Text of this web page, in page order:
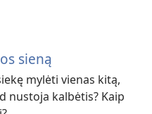
sieną
mylėti vienas kitą,
nustoja kalbėtis? Kaip